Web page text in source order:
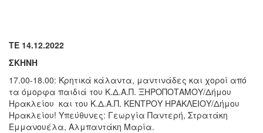
ΤΕ 14.12.2022
ΣΚΗΝΗ
17.00-18.00: Κρητικά κάλαντα, μαντινάδες και χοροί από
τα όμορφα παιδιά του Κ.Δ.Α.Π. ΞΗΡΟΠΟΤΑΜΟΥ/Δήμου
Ηρακλείου και του Κ.Δ.Α.Π. ΚΕΝΤΡΟΥ ΗΡΑΚΛΕΙΟΥ/Δήμου
Ηρακλείου! Υπεύθυνες: Γεωργία Παντερή, Στρατάκη
Εμμανουέλα, Αλμπαντάκη Μαρία.